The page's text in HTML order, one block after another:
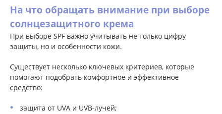
На что обращать внимание при выборе
солнцезащитного крема
При выборе SPF важно учитывать не только цифру
защиты, но и особенности кожи.
Существует несколько ключевых критериев, которые
помогают подобрать комфортное и эффективное
средство:
защита от UVA и UVB-лучей;